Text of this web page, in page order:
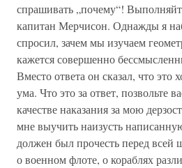
спрашивать „почему“!
капитан Мерчисон. Однажды я
спросил, зачем мы изучаем
кажется совершенно
Вместо ответа он сказал, что это
ума. Что это за ответ, позвольте
качестве наказания за мою
мне выучить наизусть
должен был прочесть перед всей
о военном флоте, о кораблях